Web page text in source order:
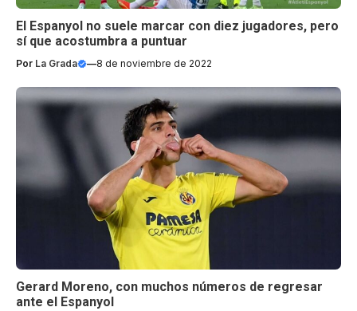
El Espanyol no suele marcar con diez jugadores, pero
sí que acostumbra a puntuar
Por La Grada —8 de noviembre de 2022
Gerard Moreno, con muchos números de regresar
ante el Espanyol